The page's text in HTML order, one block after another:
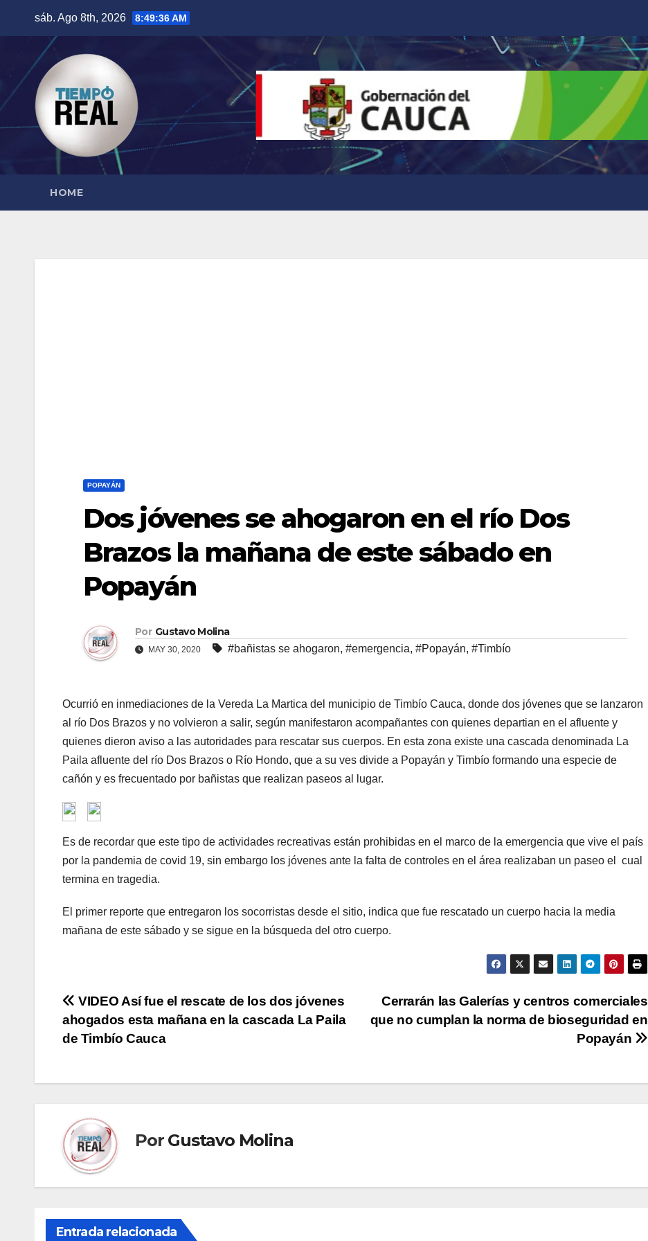
contenido
sáb. Ago 8th, 2026 8:49:37 AM
HOME
POPAYÁN
Dos jóvenes se ahogaron en el río Dos
Brazos la mañana de este sábado en
Popayán
Por Gustavo Molina
MAY 30, 2020 #bañistas se ahogaron, #emergencia, #Popayán, #Timbío
Ocurrió en inmediaciones de la Vereda La Martica del municipio de Timbío Cauca, donde dos jóvenes que se lanzaron
al río Dos Brazos y no volvieron a salir, según manifestaron acompañantes con quienes departian en el afluente y
quienes dieron aviso a las autoridades para rescatar sus cuerpos. En esta zona existe una cascada denominada La
Paila afluente del río Dos Brazos o Río Hondo, que a su ves divide a Popayán y Timbío formando una especie de
cañón y es frecuentado por bañistas que realizan paseos al lugar.
Es de recordar que este tipo de actividades recreativas están prohibidas en el marco de la emergencia que vive el país
por la pandemia de covid 19, sin embargo los jóvenes ante la falta de controles en el área realizaban un paseo el cual
termina en tragedia.
El primer reporte que entregaron los socorristas desde el sitio, indica que fue rescatado un cuerpo hacia la media
mañana de este sábado y se sigue en la búsqueda del otro cuerpo.
Navegación
de
Cerrarán las Galerías y centros comerciales
que no cumplan la norma de bioseguridad en
Popayán
VIDEO Así fue el rescate de los dos jóvenes
ahogados esta mañana en la cascada La Paila
de Timbío Cauca
Por Gustavo Molina
Entrada relacionada